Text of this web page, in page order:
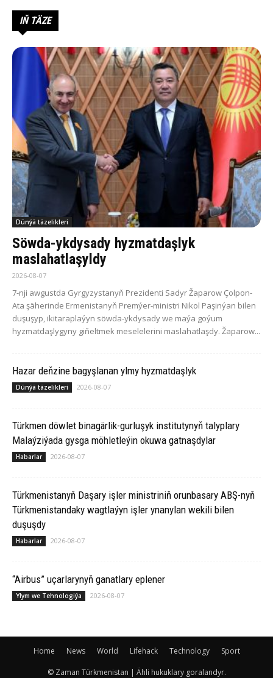
IŇ TÄZE
Dünýä täzelikleri
Söwda-ykdysady hyzmatdaşlyk
maslahatlaşyldy
2026-08-07
7-nji awgustda Gyrgyzystanyň Prezidenti Sadyr Žaparow Çolpon-
Ata şäherinde Ermenistanyň Premýer-ministri Nikol Paşinýan bilen
duşuşyp, ikitaraplaýyn söwda-ykdysady we maýa goýum
hyzmatdaşlygyny giňeltmek meselelerini maslahatlaşdy. Žaparow...
Hazar deňzine bagyşlanan ylmy hyzmatdaşlyk
Dünýä täzelikleri 2026-08-07
Türkmen döwlet binagärlik-gurluşyk institutynyň talyplary
Malaýziýada gysga möhletleýin okuwa gatnaşdylar
Habarlar 2026-08-07
Türkmenistanyň Daşary işler ministriniň orunbasary ABŞ-nyň
Türkmenistandaky wagtlaýyn işler ynanylan wekili bilen
duşuşdy
Habarlar 2026-08-07
“Airbus” uçarlarynyň ganatlary eplener
Ylym we Tehnologiýa 2026-08-07
Home News World Lifehack Technology Sport
© Zaman Türkmenistan | Ähli hukuklary goralandyr.